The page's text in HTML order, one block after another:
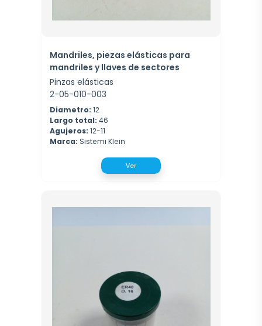
Mandriles, piezas elásticas para
mandriles y llaves de sectores
Pinzas elásticas
2-05-010-003
Diametro: 12
Largo total: 46
Agujeros: 12-11
Marca: Sistemi Klein
Ver